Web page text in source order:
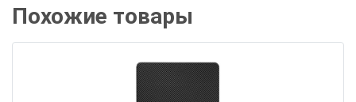
Похожие товары